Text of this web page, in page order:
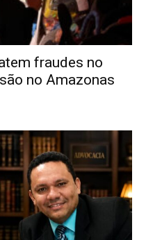
fraudes no
no Amazonas